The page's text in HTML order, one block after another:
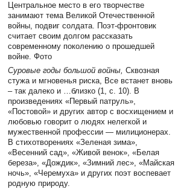
Центральное место в его творчестве
занимают тема Великой Отечественной
войны, подвиг солдата. Поэт-фронтовик
считает своим долгом рассказать
современному поколению о прошедшей
войне. Фото
Суровые годы большой войны, Сквозная
стужа и мгновенья риска, Все встанет вновь
– так далеко и …близко (1, с. 10). В
произведениях «Первый патруль»,
«Постовой» и других автор с восхищением и
любовью говорит о людях нелегкой и
мужественной профессии — милиционерах.
В стихотворениях «Зеленая зима»,
«Весенний сад», «Живой венок», «Белая
береза», «Дождик», «Зимний лес», «Майская
ночь», «Черемуха» и других поэт воспевает
родную природу.